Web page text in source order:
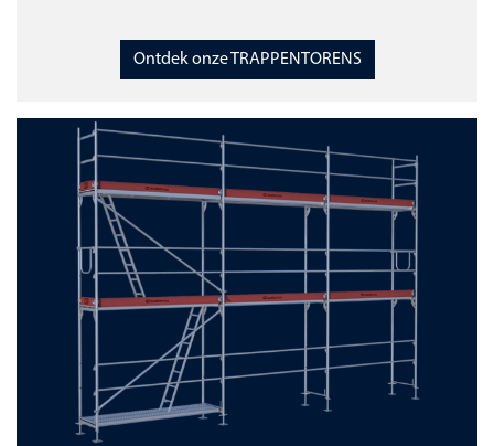
Ontdek onze TRAPPENTORENS